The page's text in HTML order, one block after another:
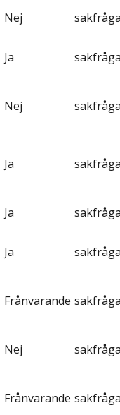
Nej
Ja
Nej
Ja
Ja
Ja
Frånvarande
Nej
Frånvarande